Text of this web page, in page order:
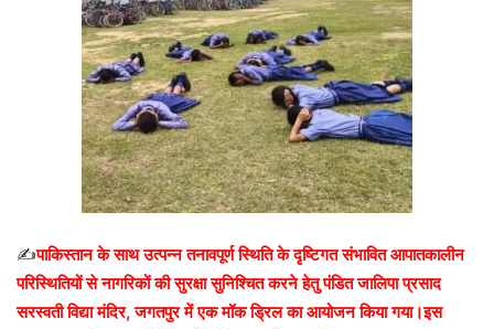
✍️पाकिस्तान के साथ उत्पन्न तनावपूर्ण स्थिति के दृष्टिगत संभावित आपातकालीन
परिस्थितियों से नागरिकों की सुरक्षा सुनिश्चित करने हेतु पंडित जालिपा प्रसाद
सरस्वती विद्या मंदिर, जगतपुर में एक मॉक ड्रिल का आयोजन किया गया।इस